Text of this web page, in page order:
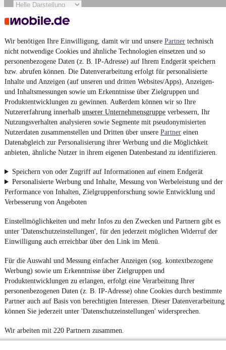
Wir benötigen Ihre Einwilligung, damit wir und unsere Partner technisch
nicht notwendige Cookies und ähnliche Technologien einsetzen und so
personenbezogene Daten (z. B. IP-Adresse) auf Ihrem Endgerät speichern
bzw. abrufen können. Die Datenverarbeitung erfolgt für personalisierte
Inhalte und Anzeigen (auf unseren und dritten Websites/Apps), Anzeigen-
und Inhaltsmessungen sowie um Erkenntnisse über Zielgruppen und
Produktentwicklungen zu gewinnen. Außerdem können wir so Ihre
Nutzererfahrung innerhalb unserer Unternehmensgruppe verbessern, Ihr
Nutzungsverhalten analysieren sowie Segmente mit pseudonymisierten
Nutzerdaten zusammenstellen und Dritten über unsere Partner einen
Datenabgleich zur Personalisierung ihrer Werbung und die Möglichkeit
anbieten, ähnliche Nutzer in ihrem eigenen Datenbestand zu identifizieren.
Speichern von oder Zugriff auf Informationen auf einem Endgerät
Personalisierte Werbung und Inhalte, Messung von Werbeleistung und der
Performance von Inhalten, Zielgruppenforschung sowie Entwicklung und
Verbesserung von Angeboten
Einstellmöglichkeiten und mehr Infos zu den Zwecken und Partnern gibt es
unter 'Datenschutzeinstellungen', für den jederzeit möglichen Widerruf der
Einwilligung auch erreichbar über den Link im Menü.
Für die Auswahl und Messung einfacher Anzeigen (sog. kontextbezogene
Werbung) sowie um Erkenntnisse über Zielgruppen und
Produktentwicklungen zu erlangen, erfolgt eine Verarbeitung Ihrer
personenbezogenen Daten (z. B. IP-Adresse) ohne Cookies durch bestimmte
Partner auch auf Basis von berechtigten Interessen. Dieser Datenverarbeitung
können Sie jederzeit unter 'Datenschutzeinstellungen' widersprechen.
Wir arbeiten mit 220 Partnern zusammen.